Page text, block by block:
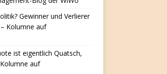
Gewinner und Verlierer
Kolumne auf
ist eigentlich Quatsch,
auf